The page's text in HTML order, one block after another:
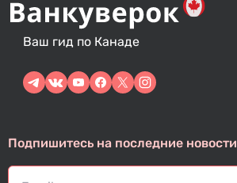
Ваш гид по Канаде
Подпишитесь на последние новости